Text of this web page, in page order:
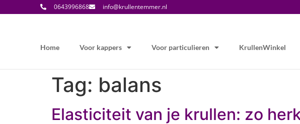
0643996868 info@krullentemmer.nl
Home Voor kappers Voor particulieren KrullenWinkel
Tag: balans
Elasticiteit van je krullen: zo